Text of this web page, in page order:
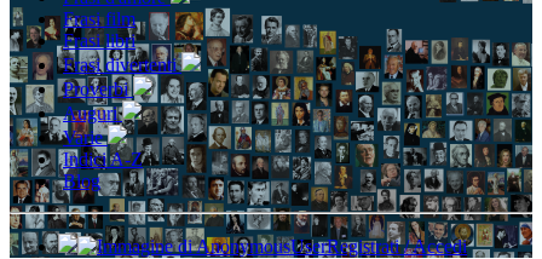
Frasi film
Frasi libri
Frasi divertenti
Proverbi
Auguri
Varie
Indici A-Z
Blog
Registrati / Accedi